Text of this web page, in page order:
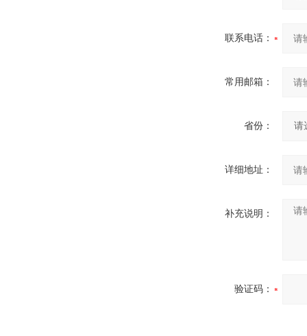
联系电话：
常用邮箱：
省份：
详细地址：
补充说明：
验证码：